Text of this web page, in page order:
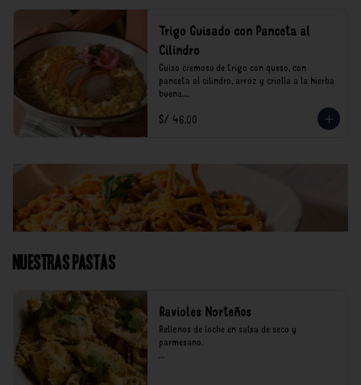
Trigo Guisado con Panceta al
Cilindro
Guiso cremoso de trigo con queso, con
panceta al cilindro, arroz y criolla a la hierba
buena.
*Nuestros precios están expresados en soles e
S/ 46.00
Nuestras Pastas
Ravioles Norteños
Rellenos de loche en salsa de seco y
parmesano.